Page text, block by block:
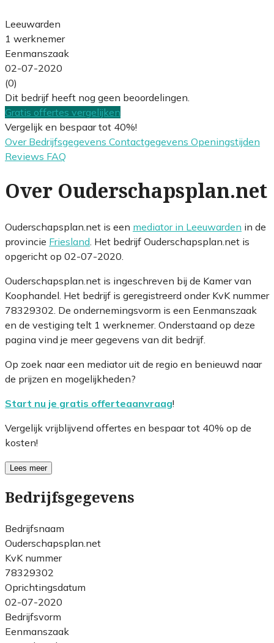
Leeuwarden
1 werknemer
Eenmanszaak
02-07-2020
(0)
Dit bedrijf heeft nog geen beoordelingen.
Gratis offertes vergelijken
Vergelijk en bespaar tot 40%!
Over Bedrijfsgegevens Contactgegevens Openingstijden
Reviews FAQ
Over Ouderschapsplan.net
Ouderschapsplan.net is een mediator in Leeuwarden in de
provincie Friesland . Het bedrijf Ouderschapsplan.net is
opgericht op 02-07-2020.
Ouderschapsplan.net is ingeschreven bij de Kamer van
Koophandel. Het bedrijf is geregistreerd onder KvK nummer
78329302. De ondernemingsvorm is een Eenmanszaak
en de vestiging telt 1 werknemer. Onderstaand op deze
pagina vind je meer gegevens van dit bedrijf.
Op zoek naar een mediator uit de regio en benieuwd naar
de prijzen en mogelijkheden?
Start nu je gratis offerteaanvraag!
Vergelijk vrijblijvend offertes en bespaar tot 40% op de
kosten!
Lees meer
Bedrijfsgegevens
Bedrijfsnaam
Ouderschapsplan.net
KvK nummer
78329302
Oprichtingsdatum
02-07-2020
Bedrijfsvorm
Eenmanszaak